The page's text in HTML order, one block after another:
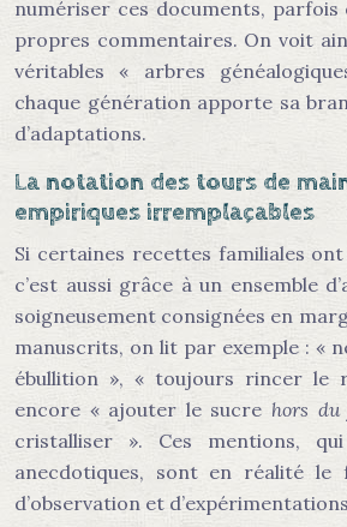
numériser ces documents,
propres commentaires. On voit
véritables « arbres
chaque génération apporte sa
d’adaptations.
La notation des tours de
empiriques irremplaçables
Si certaines recettes familiales
c’est aussi grâce à un ensemble
soigneusement consignées en
manuscrits, on lit par exemple : «
ébullition », « toujours rincer le
encore « ajouter le sucre hors du
cristalliser ». Ces mentions,
anecdotiques, sont en réalité le
d’observation et